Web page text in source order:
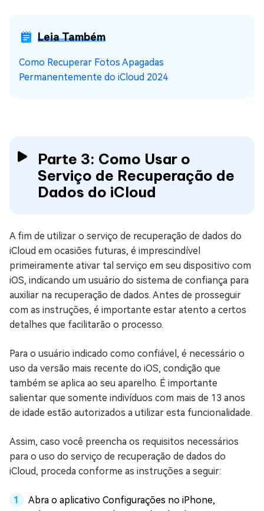
Leia Também
Como Recuperar Fotos Apagadas
Permanentemente do iCloud 2024
Parte 3: Como Usar o
Serviço de Recuperação de
Dados do iCloud
A fim de utilizar o serviço de recuperação de dados do
iCloud em ocasiões futuras, é imprescindível
primeiramente ativar tal serviço em seu dispositivo com
iOS, indicando um usuário do sistema de confiança para
auxiliar na recuperação de dados. Antes de prosseguir
com as instruções, é importante estar atento a certos
detalhes que facilitarão o processo.
Para o usuário indicado como confiável, é necessário o
uso da versão mais recente do iOS, condição que
também se aplica ao seu aparelho. É importante
salientar que somente indivíduos com mais de 13 anos
de idade estão autorizados a utilizar esta funcionalidade.
Assim, caso você preencha os requisitos necessários
para o uso do serviço de recuperação de dados do
iCloud, proceda conforme as instruções a seguir:
Abra o aplicativo Configurações no iPhone,